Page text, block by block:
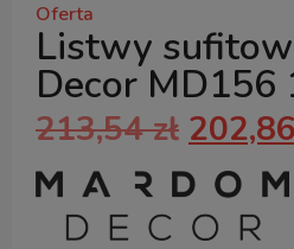
Oferta
Listwy
Decor MD156
213,54zł 202,86